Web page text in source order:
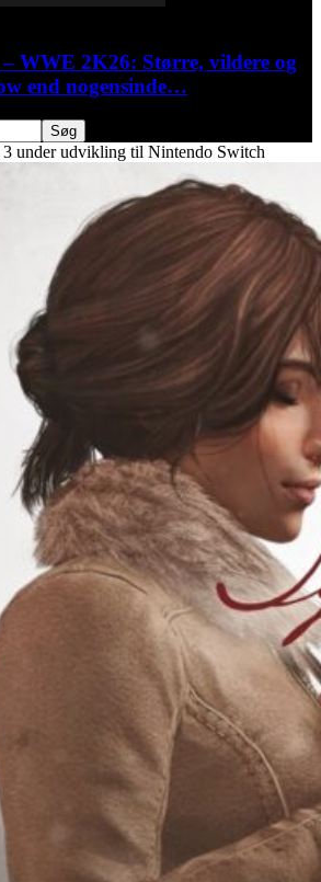
WWE 2K26: Større, vildere og
end nogensinde…
3 under udvikling til Nintendo Switch